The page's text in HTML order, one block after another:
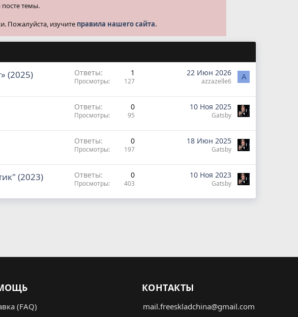
темы.
Пожалуйста, изучите правила нашего сайта.
(2025) Ответы 1
Просмотры 127
22 Июн 2026
azzazelle6 A
Ответы 0
Просмотры 95
10 Ноя 2025
Gatsby
Ответы 0
Просмотры 197
18 Июн 2025
Gatsby
(2023) Ответы 0
Просмотры 403
10 Ноя 2023
Gatsby
(FAQ)
КОНТАКТЫ
mail.freeskladchina@gmail.com